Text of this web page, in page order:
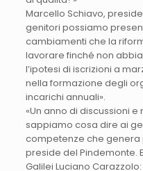
Marcello Schiavo,
genitori possiamo
cambiamenti che la
lavorare finché non
l’ipotesi di iscrizioni a
nella formazione degli
incarichi annuali».
«Un anno di discussioni e
sappiamo cosa dire ai
competenze che genera
preside del Pindemonte.
Galilei Luciano